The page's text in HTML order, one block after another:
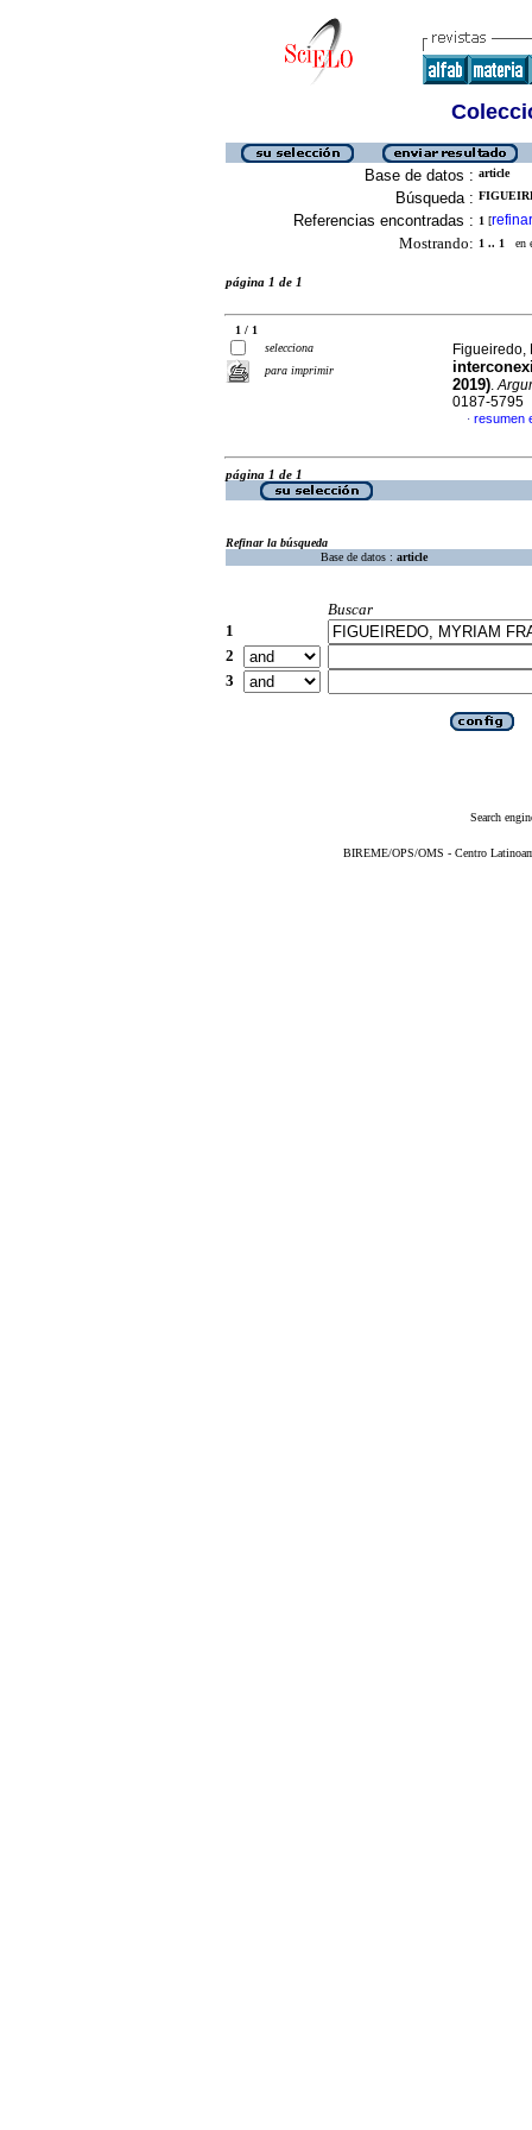
Base de datos : article
Búsqueda :
Referencias encontradas : 1 [refinar
Mostrando: 1 .. 1 en
página 1 de 1
1 / 1
selecciona
para imprimir
Figueiredo,
2019).
0187-5795
· resumen
página 1 de 1
Refinar la búsqueda
Base de datos : article
Buscar
1
2
3
Search
BIREME/OPS/OMS - Centro